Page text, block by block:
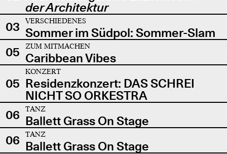
der Architektur
03
VERSCHIEDENES
Sommer im Südpol: Sommer-Slam
05
ZUM MITMACHEN
Caribbean Vibes
05
KONZERT
Residenzkonzert: DAS SCHREI
NICHT SO ORKESTRA
06
TANZ
Ballett Grass On Stage
06
TANZ
Ballett Grass On Stage